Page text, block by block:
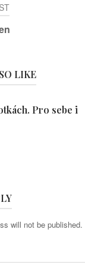
LIKE
Pro sebe i
will not be published.